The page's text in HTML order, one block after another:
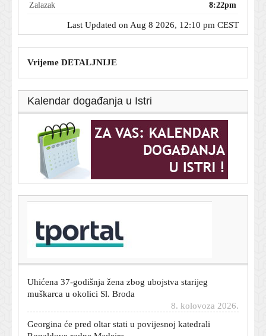
Zalazak
8:22pm
Last Updated on Aug 8 2026, 12:10 pm CEST
Vrijeme DETALJNIJE
Kalendar događanja u Istri
BBB i Torcida se mlatili na zagrebačkom aerodromu.
Procurio video sukoba
muškarca u okolici Sl. Broda
Ronaldove rodne Madeire